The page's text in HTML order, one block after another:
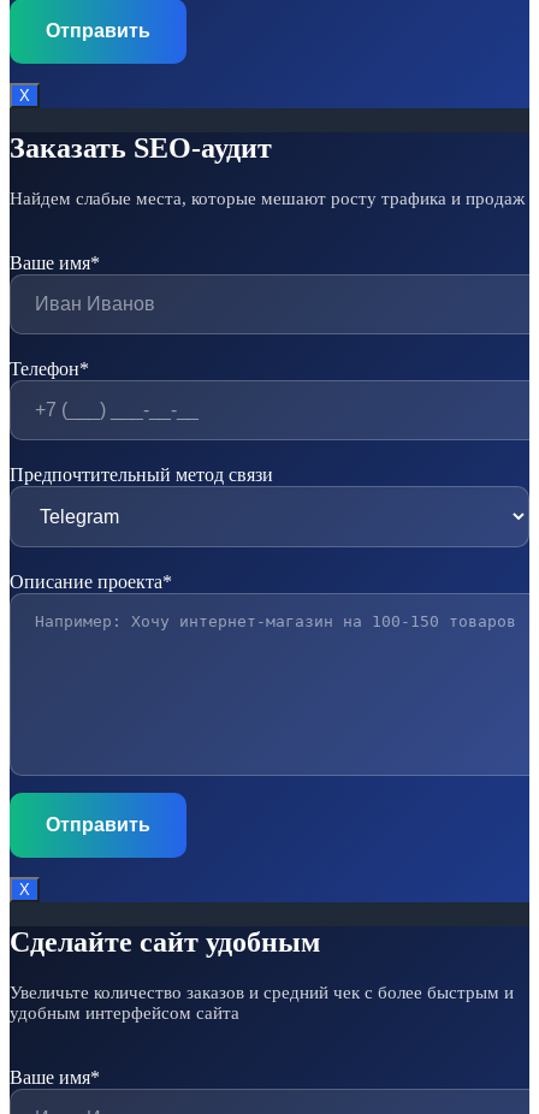
Х
Заказать SEO-аудит
Найдем слабые места, которые мешают росту трафика и продаж
Ваше имя*
Телефон*
Предпочтительный метод связи
Описание проекта*
Х
Сделайте сайт удобным
Увеличьте количество заказов и средний чек с более быстрым и
удобным интерфейсом сайта
Ваше имя*